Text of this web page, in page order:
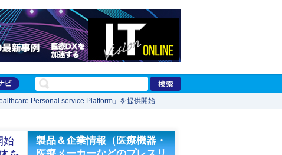
Personal service Platform」を提供開始
始
製品＆企業情報（医療機器・